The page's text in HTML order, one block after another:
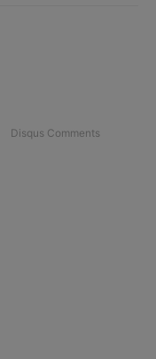
Disqus Comments